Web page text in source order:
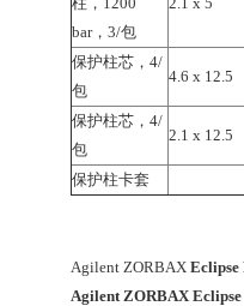
bar，3/包
保护柱芯，4/
包
4.6 x 12.5
保护柱芯，4/
包
2.1 x 12.5
保护柱卡套
Agilent ZORBAX Eclipse
Agilent ZORBAX